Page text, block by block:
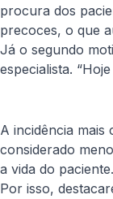
procura dos
precoces, o que
Já o segundo
especialista.
A incidência mais
considerado
a vida do paciente.
Por isso,